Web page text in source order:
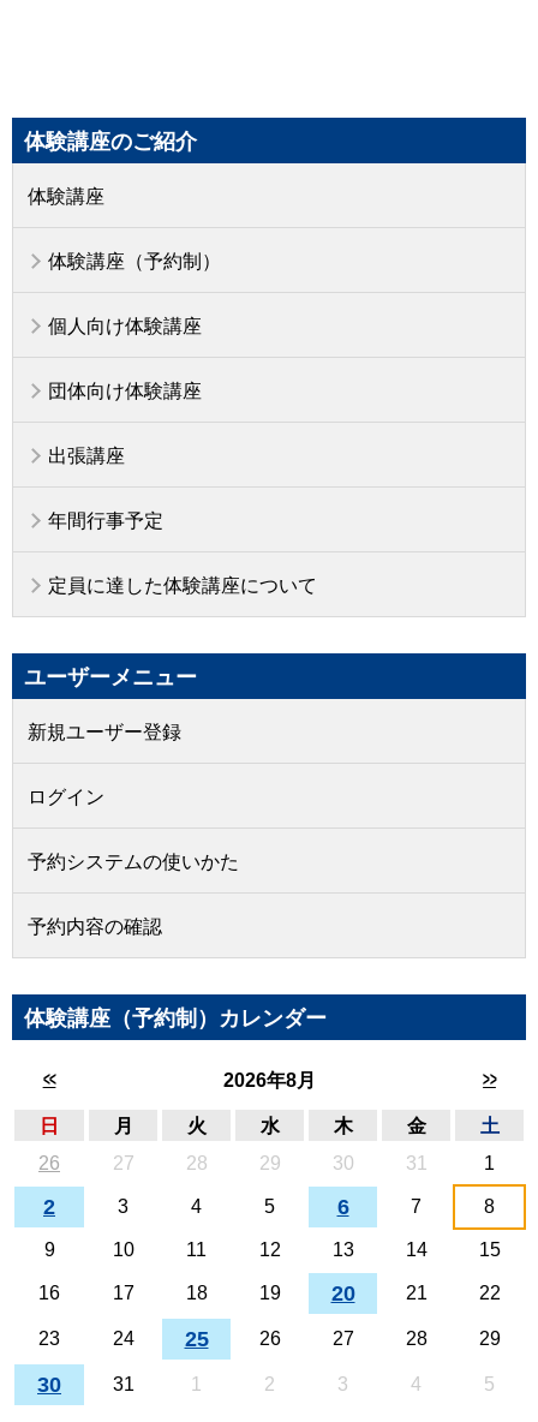
体験講座のご紹介
体験講座
体験講座（予約制）
個人向け体験講座
団体向け体験講座
出張講座
年間行事予定
定員に達した体験講座について
ユーザーメニュー
新規ユーザー登録
ログイン
予約システムの使いかた
予約内容の確認
体験講座（予約制）カレンダー
<< 2026年8月 >>
日 月 火 水 木 金
土
26
27 28 29 30 31 1
2 3 4 5 6 7 8
9 10 11 12 13 14 15
16 17 18 19 20 21 22
23 24 25 26 27 28 29
30 31 1 2 3 4 5